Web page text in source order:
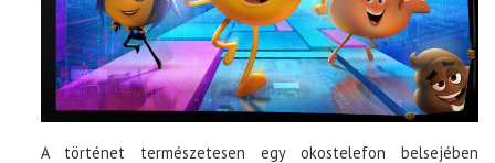
A történet természetesen egy okostelefon belsejében